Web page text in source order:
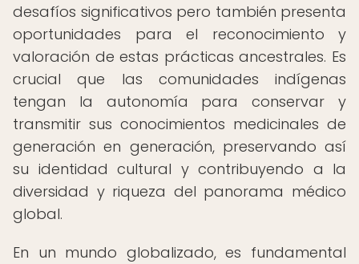
desafíos significativos pero también presenta
oportunidades para el reconocimiento y
valoración de estas prácticas ancestrales. Es
crucial que las comunidades indígenas
tengan la autonomía para conservar y
transmitir sus conocimientos medicinales de
generación en generación, preservando así
su identidad cultural y contribuyendo a la
diversidad y riqueza del panorama médico
global.
En un mundo globalizado, es fundamental